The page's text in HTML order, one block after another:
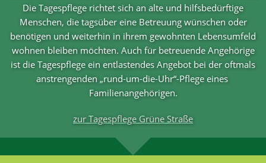
Die Tagespflege richtet sich an alte und hilfsbedürftige
Menschen, die tagsüber eine Betreuung wünschen oder
benötigen und weiterhin in ihrem gewohnten Lebensumfeld
wohnen bleiben möchten. Auch für betreuende Angehörige
ist die Tagespflege ein entlastendes Angebot bei der oftmals
anstrengenden „rund-um-die-Uhr“-Pflege eines
Familienangehörigen.
zur Tagespflege Grüne Straße